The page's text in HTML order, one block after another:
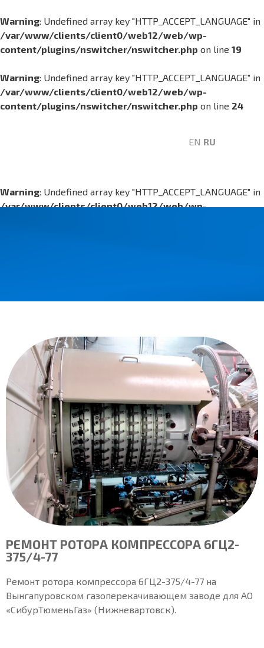
Warning: Undefined array key "HTTP_ACCEPT_LANGUAGE" in
/var/www/clients/client0/web12/web/wp-
content/plugins/nswitcher/nswitcher.php on line 19
Warning: Undefined array key "HTTP_ACCEPT_LANGUAGE" in
/var/www/clients/client0/web12/web/wp-
content/plugins/nswitcher/nswitcher.php on line 24
EN RU
Warning: Undefined array key "HTTP_ACCEPT_LANGUAGE" in
/var/www/clients/client0/web12/web/wp-
РЕМОНТ РОТОРА КОМПРЕССОРА 6ГЦ2-
375/4-77
Ремонт ротора компрессора 6ГЦ2-375/4-77 на
Вынгапуровском газоперекачивающем заводе для АО
«СибурТюменьГаз» (Нижневартовск).